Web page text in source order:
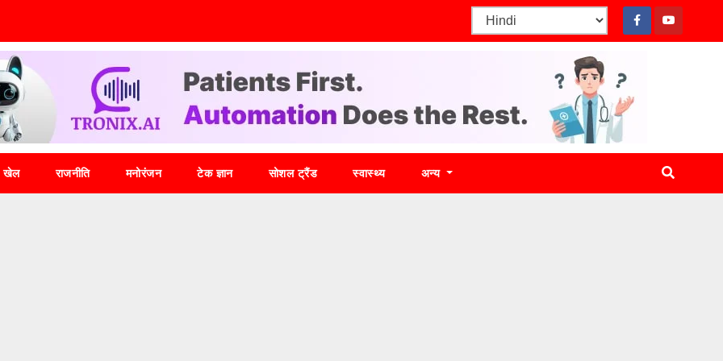
खेल राजनीति मनोरंजन टेक ज्ञान सोशल ट्रैंड स्वास्थ्य अन्य